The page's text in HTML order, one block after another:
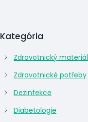
Kategória
Zdravotnický materiál
Zdravotnické potřeby
Dezinfekce
Diabetologie